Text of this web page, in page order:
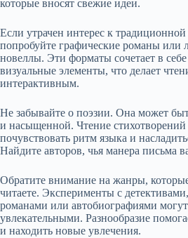
которые вносят свежие идеи.
Если утрачен интерес к
попробуйте графические романы или
новеллы. Эти форматы сочетает в себе
визуальные элементы, что делает
интерактивным.
Не забывайте о поэзии. Она может
и насыщенной. Чтение стихотворений
почувствовать ритм языка и
Найдите авторов, чья манера письма
Обратите внимание на жанры,
читаете. Эксперименты с
романами или автобиографиями могут
увлекательными. Разнообразие
и находить новые увлечения.